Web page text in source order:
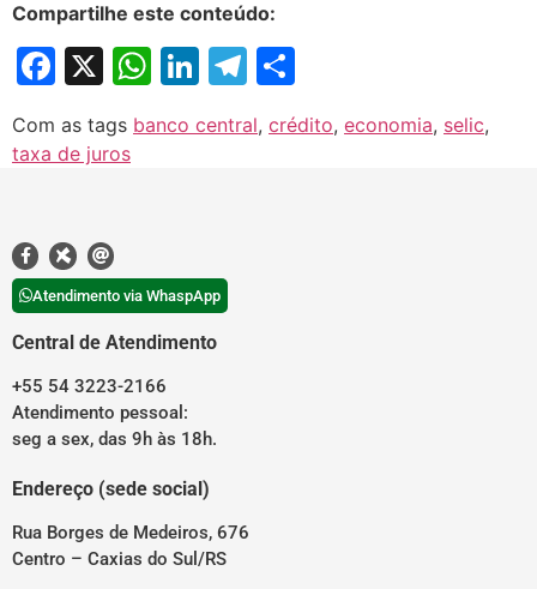
Compartilhe este conteúdo:
Facebook
X WhatsApp
LinkedIn
Telegram
Com as tags banco central, crédito, economia, selic,
taxa de juros
Atendimento via WhaspApp
Central de Atendimento
+55 54 3223-2166
Atendimento pessoal:
seg a sex, das 9h às 18h.
Endereço (sede social)
Rua Borges de Medeiros, 676
Centro – Caxias do Sul/RS